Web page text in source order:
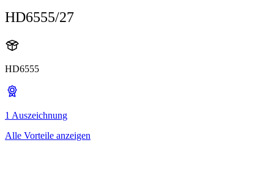
HD6555/27
HD6555
1 Auszeichnung
Alle Vorteile anzeigen